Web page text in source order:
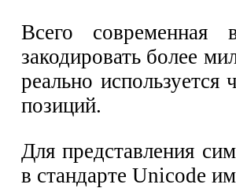
Всего современная
закодировать более
реально
позиций.
Для представления
в стандарте Unicode